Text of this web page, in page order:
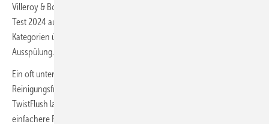
Villeroy & Boch Architectura WCs mit ­TwistFlush, das kurz vor dem
Test 2024 auf den Markt kam. Es schneidet in allen relevanten
Kategorien überdurchschnittlich gut ab, insbesondere bei der
Ausspülung.
Ein oft unterschätzter, im Test nicht berücksichtigter Aspekt ist die
Reinigungsfreundlichkeit von WCs. Hier überzeugt ­Architectura mit ­
TwistFlush laut ­wfk-Institut durch eine deutlich schnellere und
einfachere Reinigung im Vergleich zu herkömmlichen WCs. Zudem